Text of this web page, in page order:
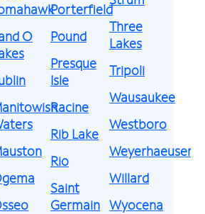
O
Porterfield
Pound
Presque
Isle
Racine
Rib Lake
Rio
Saint
Germain
Three
Lakes
Tripoli
Wausaukee
Westboro
Weyerhaeuser
Willard
Wyocena